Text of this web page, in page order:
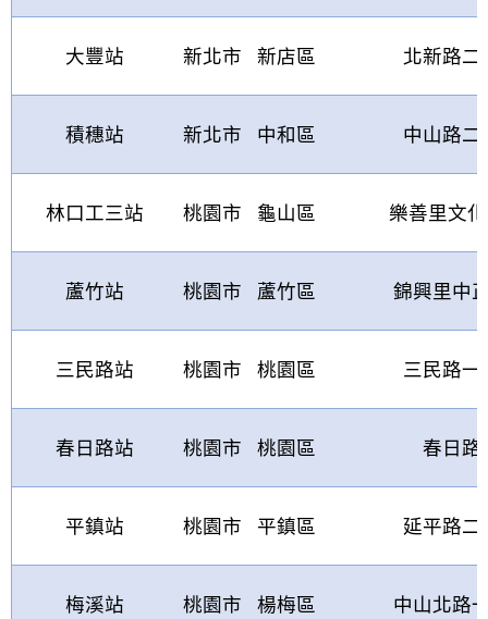
大豐站 新北市 新店區 北新路二
積穗站 新北市 中和區 中山路二
林口工三站 桃園市 龜山區 樂善里文
蘆竹站 桃園市 蘆竹區 錦興里中
三民路站 桃園市 桃園區 三民路一
春日路站 桃園市 桃園區 春日路
平鎮站 桃園市 平鎮區 延平路二
梅溪站 桃園市 楊梅區 中山北路